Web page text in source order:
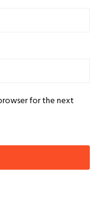
for the next